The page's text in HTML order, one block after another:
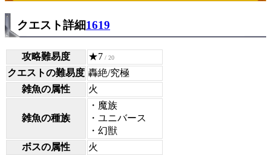
クエスト詳細1619
攻略難易度 ★7 / 20
クエストの難易度 轟絶/究極
雑魚の属性
火
雑魚の種族
・魔族
・ユニバース
・幻獣
ボスの属性
火